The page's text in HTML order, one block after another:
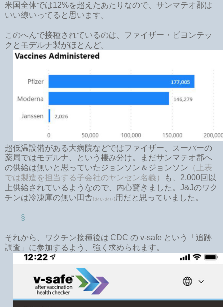
米国全体では12%を超えたあたりなので、サンマテオ郡は
いい線いってると思います。
このへんで接種されているのは、ファイザー・ビヨンテッ
クとモデルナ製がほとんど。
超低温設備がある大病院などではファイザー、スーパーの
薬局ではモデルナ、という棲み分け。まだサンマテオ郡へ
の供給は無いと思っていたジョンソン＆ジョンソン （上表
では製造を担当する子会社のヤンセン名義）
も、2,000回以
上供給されているようなので、内心驚きました。J&Jのワク
チンは冷凍庫の無い田舎(ぉぃぉぃ)用だと思っていました。
§
それから、ワクチン接種後は CDC の v-safe という「追跡
調査」に参加するよう、強く求められます。